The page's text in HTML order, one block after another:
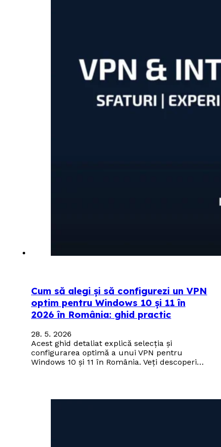
Cum să alegi și să configurezi un VPN
optim pentru Windows 10 și 11 în
2026 în România: ghid practic
28. 5. 2026
Acest ghid detaliat explică selecția și
configurarea optimă a unui VPN pentru
Windows 10 și 11 în România. Veți descoperi…